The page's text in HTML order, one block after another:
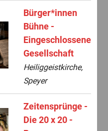
Bürger*innen
Bühne -
Eingeschlossene
Gesellschaft
Heiliggeistkirche,
Speyer
Zeitensprünge -
Die 20 x 20 -